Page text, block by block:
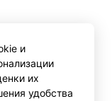
и
их
удобства